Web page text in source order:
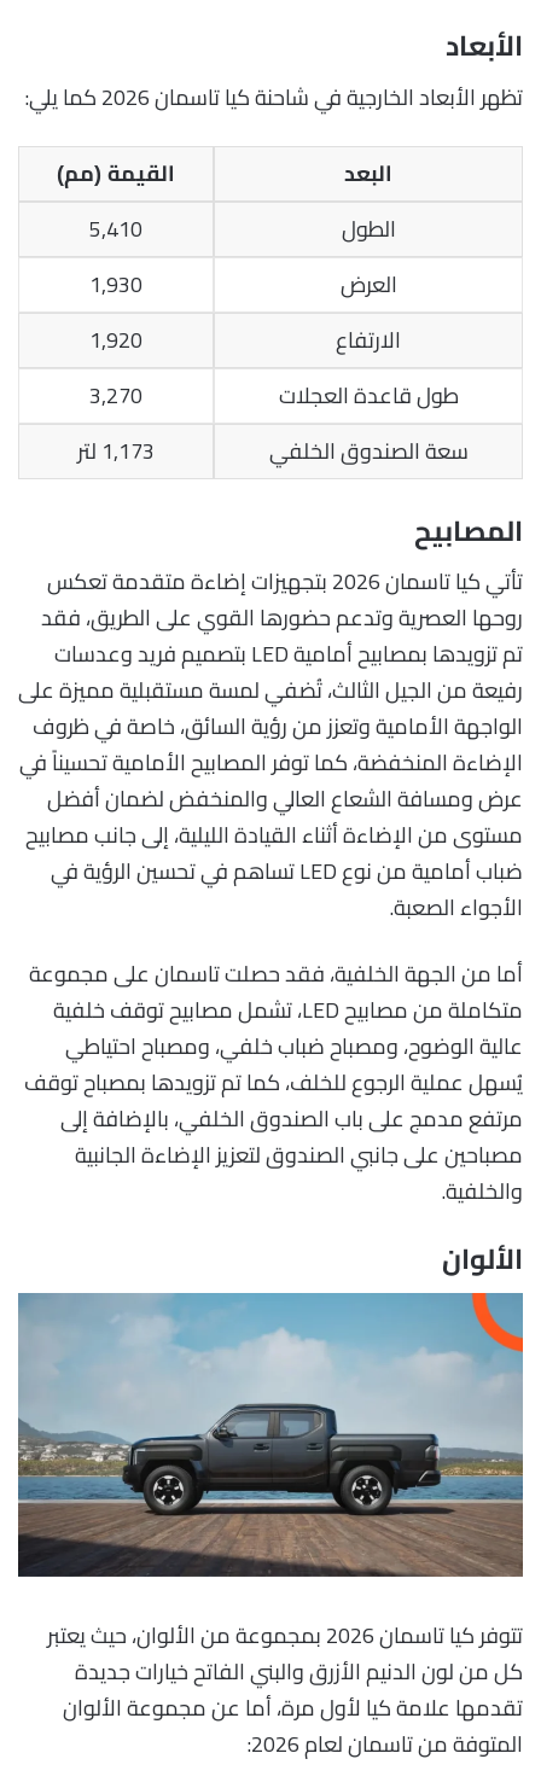
الأبعاد
تظهر الأبعاد الخارجية في شاحنة كيا تاسمان 2026 كما يلي:
البعد القيمة (مم)
الطول
5,410
العرض
1,930
الارتفاع
1,920
طول قاعدة العجلات
3,270
سعة الصندوق الخلفي
1,173 لتر
المصابيح
تأتي كيا تاسمان 2026 بتجهيزات إضاءة متقدمة تعكس
روحها العصرية وتدعم حضورها القوي على الطريق، فقد
تم تزويدها بمصابيح أمامية LED بتصميم فريد وعدسات
رفيعة من الجيل الثالث، تُضفي لمسة مستقبلية مميزة على
الواجهة الأمامية وتعزز من رؤية السائق، خاصة في ظروف
الإضاءة المنخفضة، كما توفر المصابيح الأمامية تحسيناً في
عرض ومسافة الشعاع العالي والمنخفض لضمان أفضل
مستوى من الإضاءة أثناء القيادة الليلية، إلى جانب مصابيح
ضباب أمامية من نوع LED تساهم في تحسين الرؤية في
الأجواء الصعبة.
أما من الجهة الخلفية، فقد حصلت تاسمان على مجموعة
متكاملة من مصابيح LED، تشمل مصابيح توقف خلفية
عالية الوضوح، ومصباح ضباب خلفي، ومصباح احتياطي
يُسهل عملية الرجوع للخلف، كما تم تزويدها بمصباح توقف
مرتفع مدمج على باب الصندوق الخلفي، بالإضافة إلى
مصباحين على جانبي الصندوق لتعزيز الإضاءة الجانبية
والخلفية.
الألوان
تتوفر كيا تاسمان 2026 بمجموعة من الألوان، حيث يعتبر
كل من لون الدنيم الأزرق والبني الفاتح خيارات جديدة
تقدمها علامة كيا لأول مرة، أما عن مجموعة الألوان
المتوفة من تاسمان لعام 2026: